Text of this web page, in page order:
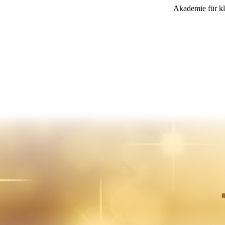
Akademie für